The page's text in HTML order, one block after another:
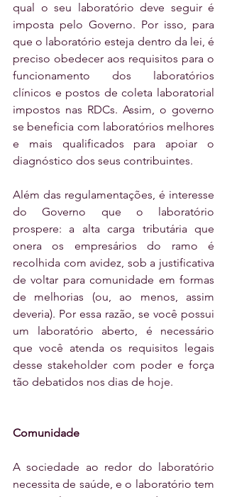
qual o seu laboratório deve seguir é
imposta pelo Governo. Por isso, para
que o laboratório esteja dentro da lei, é
preciso obedecer aos requisitos para o
funcionamento dos laboratórios
clínicos e postos de coleta laboratorial
impostos nas RDCs. Assim, o governo
se beneficia com laboratórios melhores
e mais qualificados para apoiar o
diagnóstico dos seus contribuintes.
Além das regulamentações, é interesse
do Governo que o laboratório
prospere: a alta carga tributária que
onera os empresários do ramo é
recolhida com avidez, sob a justificativa
de voltar para comunidade em formas
de melhorias (ou, ao menos, assim
deveria). Por essa razão, se você possui
um laboratório aberto, é necessário
que você atenda os requisitos legais
desse stakeholder com poder e força
tão debatidos nos dias de hoje.
Comunidade
A sociedade ao redor do laboratório
necessita de saúde, e o laboratório tem